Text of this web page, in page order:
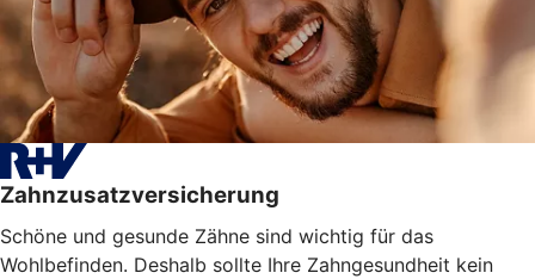
Zahnzusatzversicherung
Schöne und gesunde Zähne sind wichtig für das
Wohlbefinden. Deshalb sollte Ihre Zahngesundheit kein